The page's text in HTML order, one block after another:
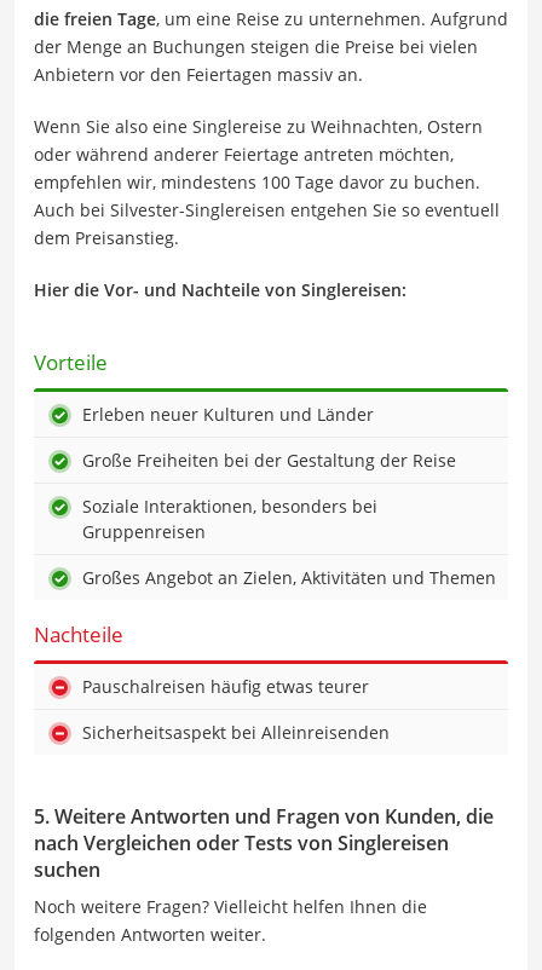
die freien Tage, um eine Reise zu unternehmen. Aufgrund
der Menge an Buchungen steigen die Preise bei vielen
Anbietern vor den Feiertagen massiv an.
Wenn Sie also eine Singlereise zu Weihnachten, Ostern
oder während anderer Feiertage antreten möchten,
empfehlen wir, mindestens 100 Tage davor zu buchen.
Auch bei Silvester-Singlereisen entgehen Sie so eventuell
dem Preisanstieg.
Hier die Vor- und Nachteile von Singlereisen:
Vorteile
Erleben neuer Kulturen und Länder
Große Freiheiten bei der Gestaltung der Reise
Soziale Interaktionen, besonders bei
Gruppenreisen
Großes Angebot an Zielen, Aktivitäten und Themen
Nachteile
Pauschalreisen häufig etwas teurer
Sicherheitsaspekt bei Alleinreisenden
5. Weitere Antworten und Fragen von Kunden, die
nach Vergleichen oder Tests von Singlereisen
suchen
Noch weitere Fragen? Vielleicht helfen Ihnen die
folgenden Antworten weiter.